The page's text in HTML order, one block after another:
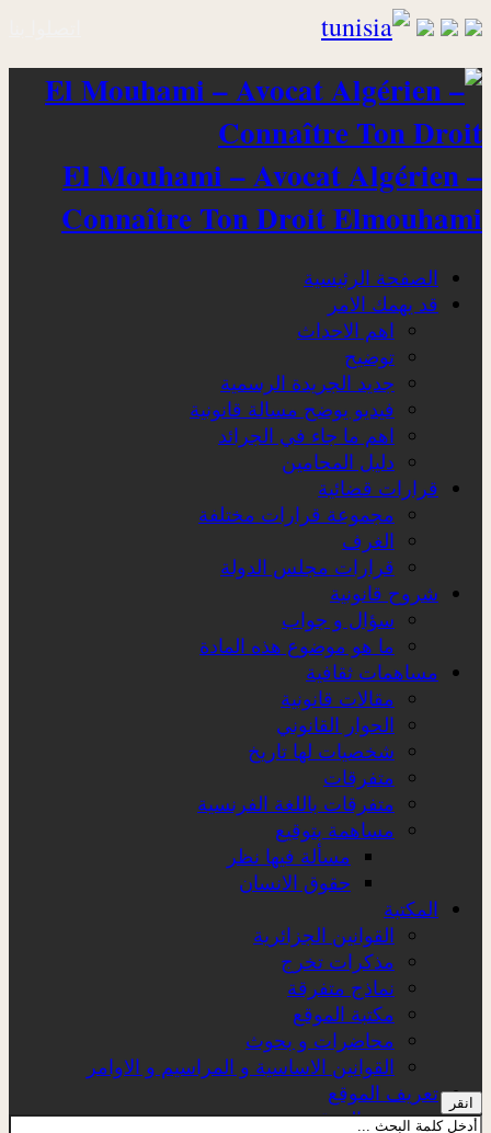
El Mouhami – Avocat Algérien –
Connaître Ton Droit Elmouhami
الصفحة الرئيسية
قد يهمك الامر
اهم الاحداث
توضيح
جديد الجريدة الرسمية
فيديو يوضح مسالة قانونية
اهم ما جاء في الجرائد
دليل المحامين
قرارات قضائية
مجموعة قرارات مختلفة
الغرف
قرارات مجلس الدولة
شروح قانونية
سؤال و جواب
ما هو موضوع هذه المادة
مساهمات ثقافية
مقالات قانونية
الحوار القانوني
شخصيات لها تاريخ
متفرقات
متفرقات باللغة الفرنسية
مساهمة بتوقيع
مسألة فيها نظر
حقوق الانسان
المكتبة
القوانين الجزائرية
مذكرات تخرج
نماذج متفرقة
مكتبة الموقع
محاضرات و بحوث
القوانين الاساسية و المراسيم و الاوامر
تعريف الموقع
عن الموقع
انقر